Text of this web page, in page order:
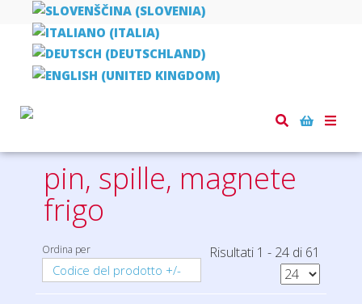
Toggle
Home
pin, spille, magnete
frigo
Ordina per
Codice del prodotto +/-
Risultati 1 - 24 di 61